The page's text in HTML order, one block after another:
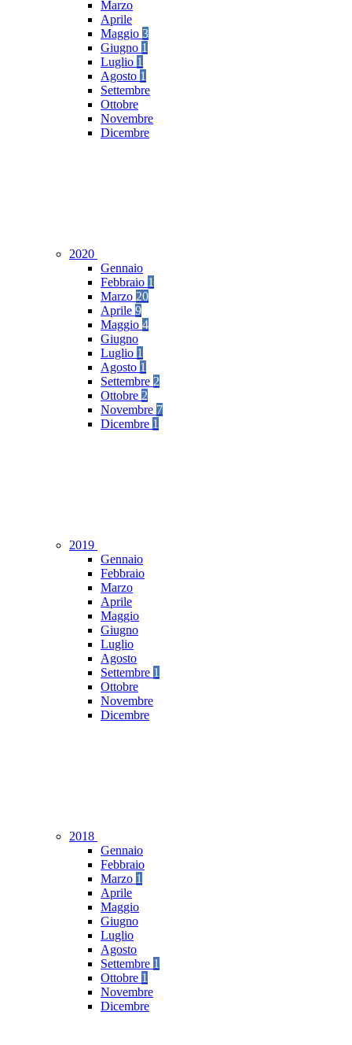
Marzo
Aprile
Maggio 3
Giugno 1
Luglio 1
Agosto 1
Settembre
Ottobre
Novembre
Dicembre
2020
Gennaio
Febbraio 1
Marzo 20
Aprile 9
Maggio 4
Giugno
Luglio 1
Agosto 1
Settembre 2
Ottobre 2
Novembre 7
Dicembre 1
2019
Gennaio
Febbraio
Marzo
Aprile
Maggio
Giugno
Luglio
Agosto
Settembre 1
Ottobre
Novembre
Dicembre
2018
Gennaio
Febbraio
Marzo 1
Aprile
Maggio
Giugno
Luglio
Agosto
Settembre 1
Ottobre 1
Novembre
Dicembre